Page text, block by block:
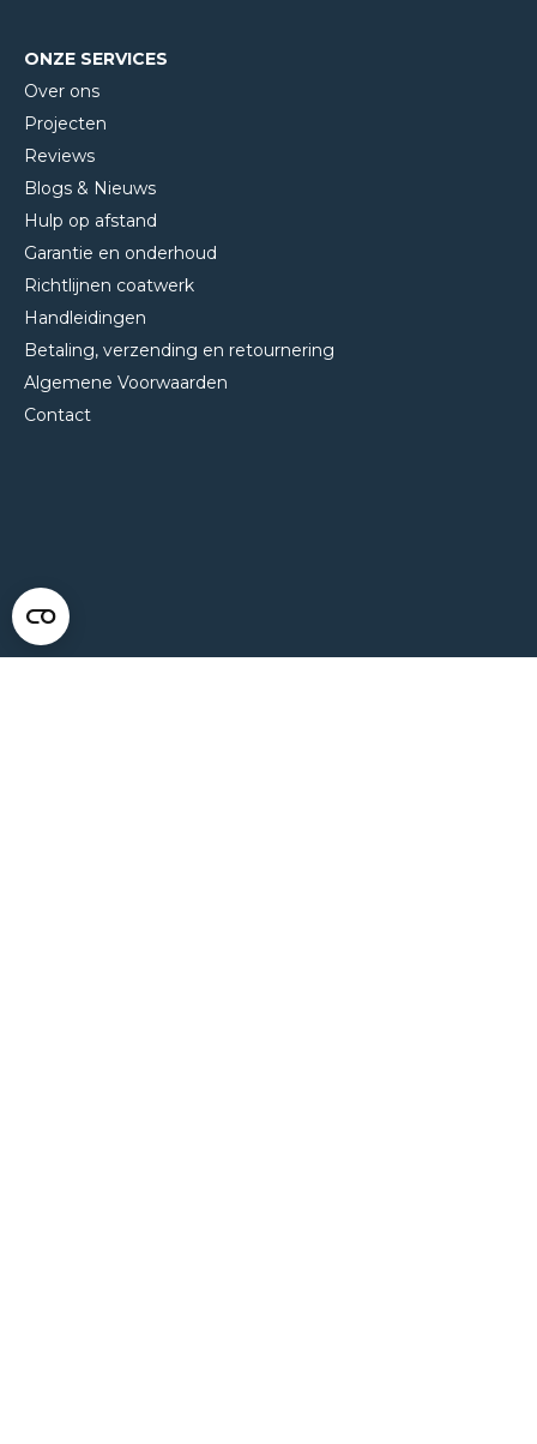
ONZE SERVICES
Over ons
Projecten
Reviews
Blogs & Nieuws
Hulp op afstand
Garantie en onderhoud
Richtlijnen coatwerk
Handleidingen
Betaling, verzending en retournering
Algemene Voorwaarden
Contact